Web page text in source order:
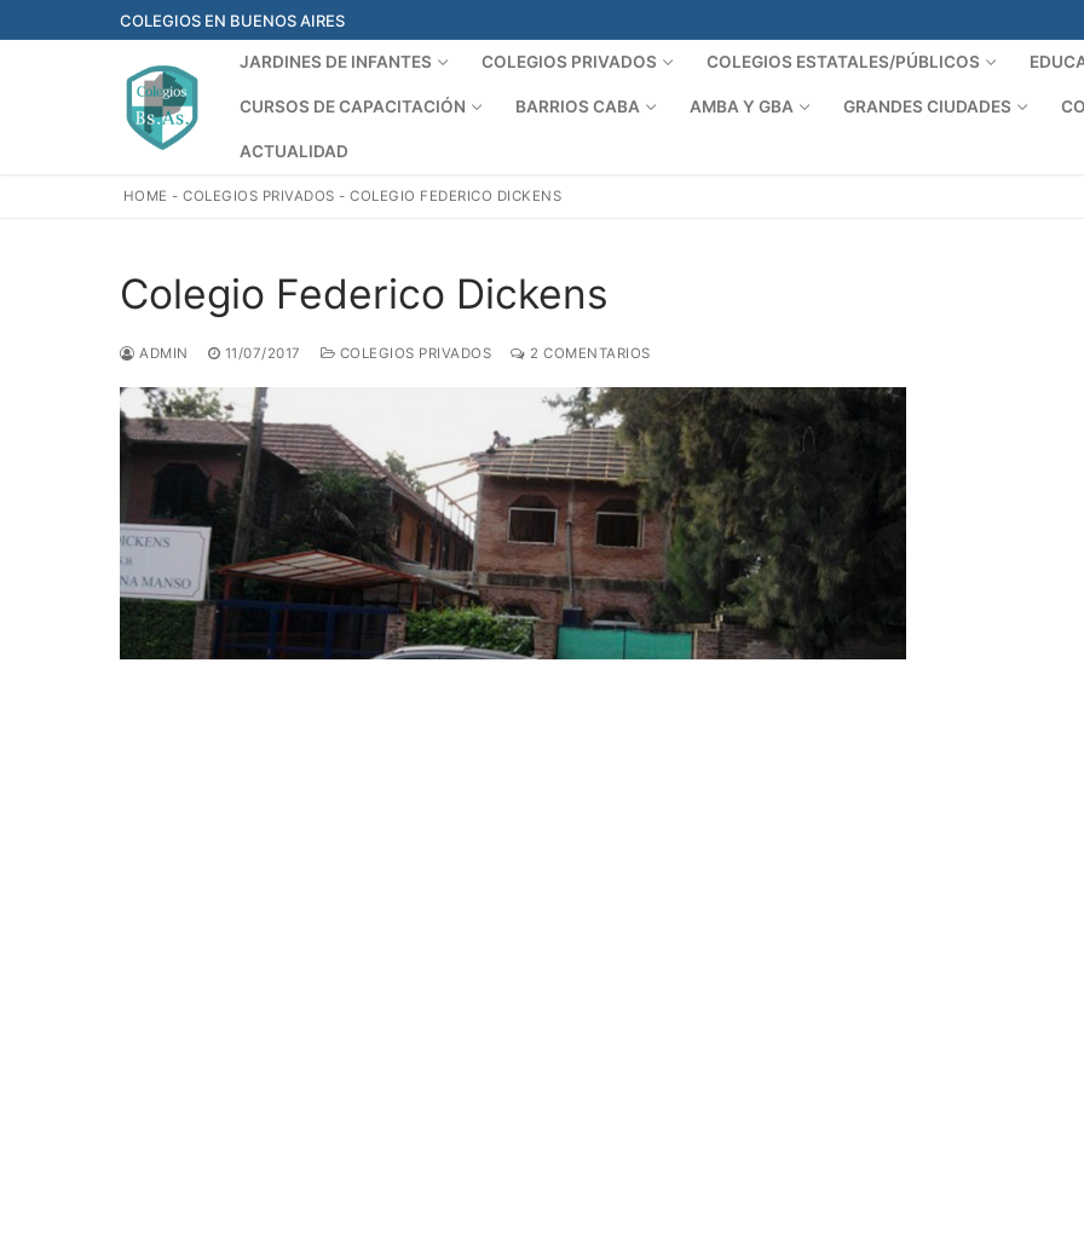
al
COLEGIOS EN BUENOS AIRES
JARDINES DE INFANTES COLEGIOS PRIVADOS COLEGIOS ESTATALES/PÚBLICOS
CURSOS DE CAPACITACIÓN BARRIOS CABA AMBA Y GBA GRANDES CIUDADES
ACTUALIDAD
HOME -COLEGIOS PRIVADOS -COLEGIO FEDERICO DICKENS
Colegio Federico Dickens
ADMIN 11/07/2017 COLEGIOS PRIVADOS 2 COMENTARIOS